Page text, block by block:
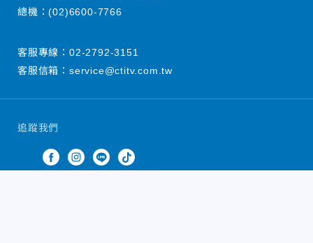
追蹤我們
總機：(02)6600-7766
客服專線： 02-2792-3151
客服信箱： service@ctitv.com.tw